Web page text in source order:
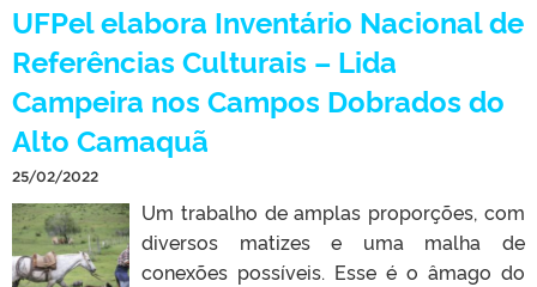
UFPel elabora Inventário Nacional de
Referências Culturais – Lida
Campeira nos Campos Dobrados do
Alto Camaquã
25/02/2022
Um trabalho de amplas proporções, com
diversos matizes e uma malha de
conexões possíveis. Esse é o âmago do